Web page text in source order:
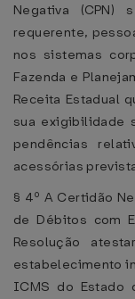
Negativa (CPN)
requerente,
nos sistemas
Fazenda e
Receita Estadual
sua exigibilidade
pendências
acessórias
§ 4º A Certidão
de Débitos com
Resolução
estabelecimento
ICMS do Estado